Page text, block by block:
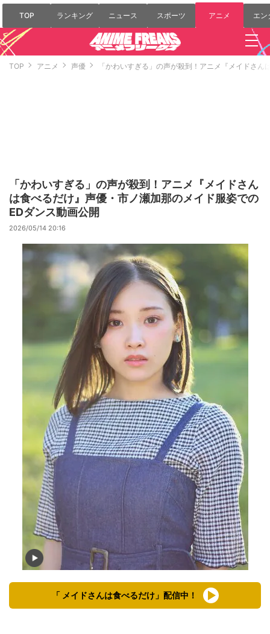
TOP ランキング ニュース スポーツ アニメ エン
TOP アニメ 声優 「かわいすぎる」の声が殺到！アニメ『メイドさ
「かわいすぎる」の声が殺到！アニメ『メイドさん
は食べるだけ』声優・市ノ瀬加那のメイド服姿での
EDダンス動画公開
2026/05/14 20:16
「 メイドさんは食べるだけ」配信中！